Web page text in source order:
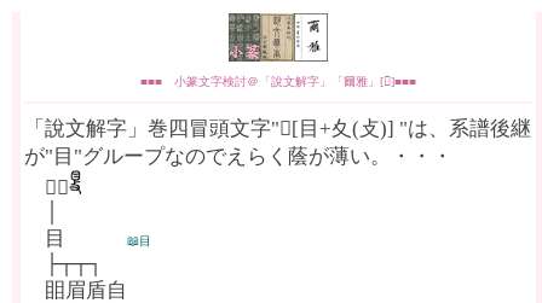
■■■ 小篆文字検討＠「說文解字」「爾雅」[𡕥]■■■
「說文解字」巻四冒頭文字"𡕥[目+夊(攴)] "は、系譜後継
が"目"グループなのでえらく蔭が薄い。・・・
𡕥🆂
目
📖目
├┬┬┐
䀠眉盾自